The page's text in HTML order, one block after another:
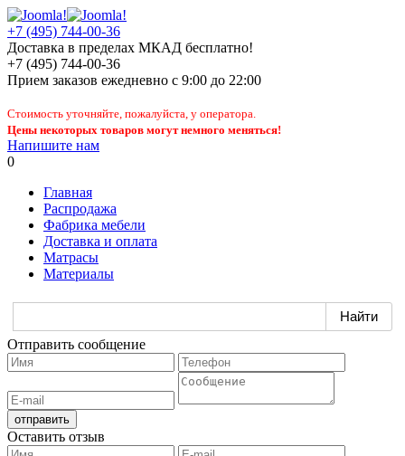
+7 (495) 744-00-36
Доставка в пределах МКАД бесплатно!
+7 (495) 744-00-36
Прием заказов ежедневно с 9:00 до 22:00
Стоимость уточняйте, пожалуйста, у оператора.
Цены некоторых товаров могут немного меняться!
Напишите нам
0
Главная
Распродажа
Фабрика мебели
Доставка и оплата
Матрасы
Материалы
Отправить сообщение
Оставить отзыв